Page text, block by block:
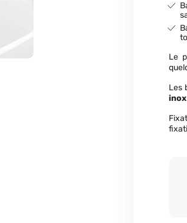
Le
Les
inox